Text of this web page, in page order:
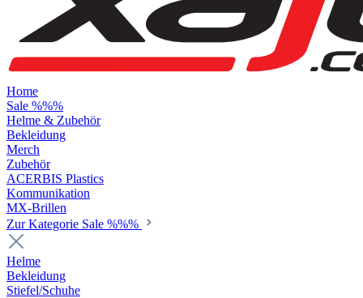
Home
Sale %%%
Helme & Zubehör
Bekleidung
Merch
Zubehör
ACERBIS Plastics
Kommunikation
MX-Brillen
Zur Kategorie Sale %%%
Helme
Bekleidung
Stiefel/Schuhe